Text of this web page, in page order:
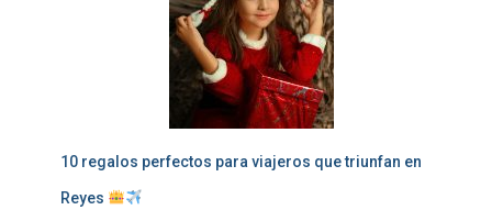
10 regalos perfectos para viajeros que triunfan en
Reyes